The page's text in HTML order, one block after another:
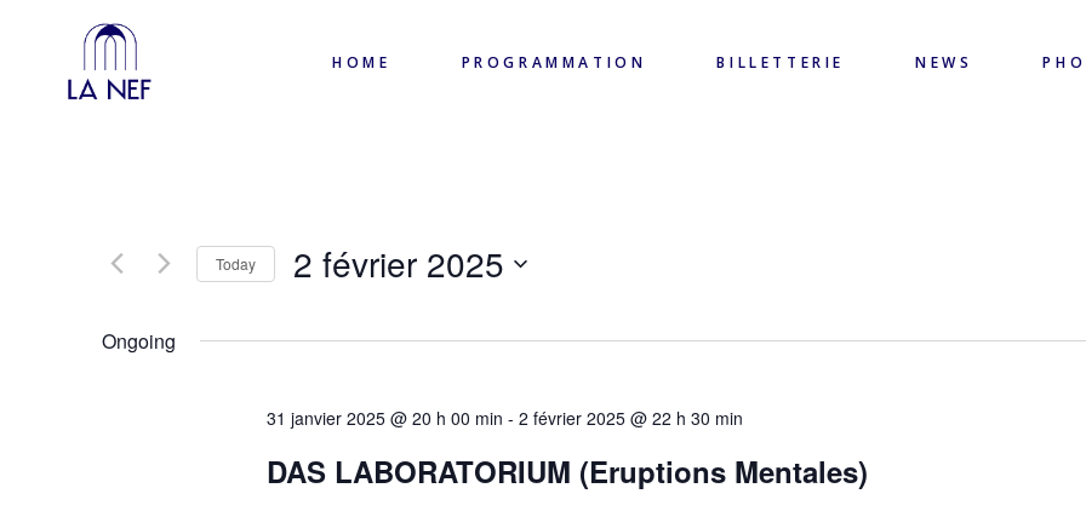
HOME PROGRAMMATION BILLETTERIE NEWS
Today 2 février 2025
Ongoing
31 janvier 2025 @ 20 h 00 min - 2 février 2025 @ 22 h 30 min
DAS LABORATORIUM (Eruptions Mentales)